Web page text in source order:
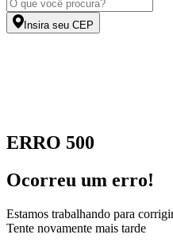
Insira seu CEP
ERRO 500
Ocorreu um erro!
Estamos trabalhando para
Tente novamente mais tarde